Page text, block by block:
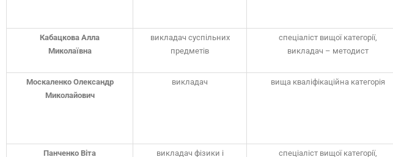
Кабацкова Алла
Миколаївна
викладач суспільних
предметів
спеціаліст вищої категорії,
викладач – методист
Москаленко Олександр
Миколайович
викладач вища кваліфікаційна категорія
Панченко Віта
викладач фізики і
спеціаліст вищої категорії,